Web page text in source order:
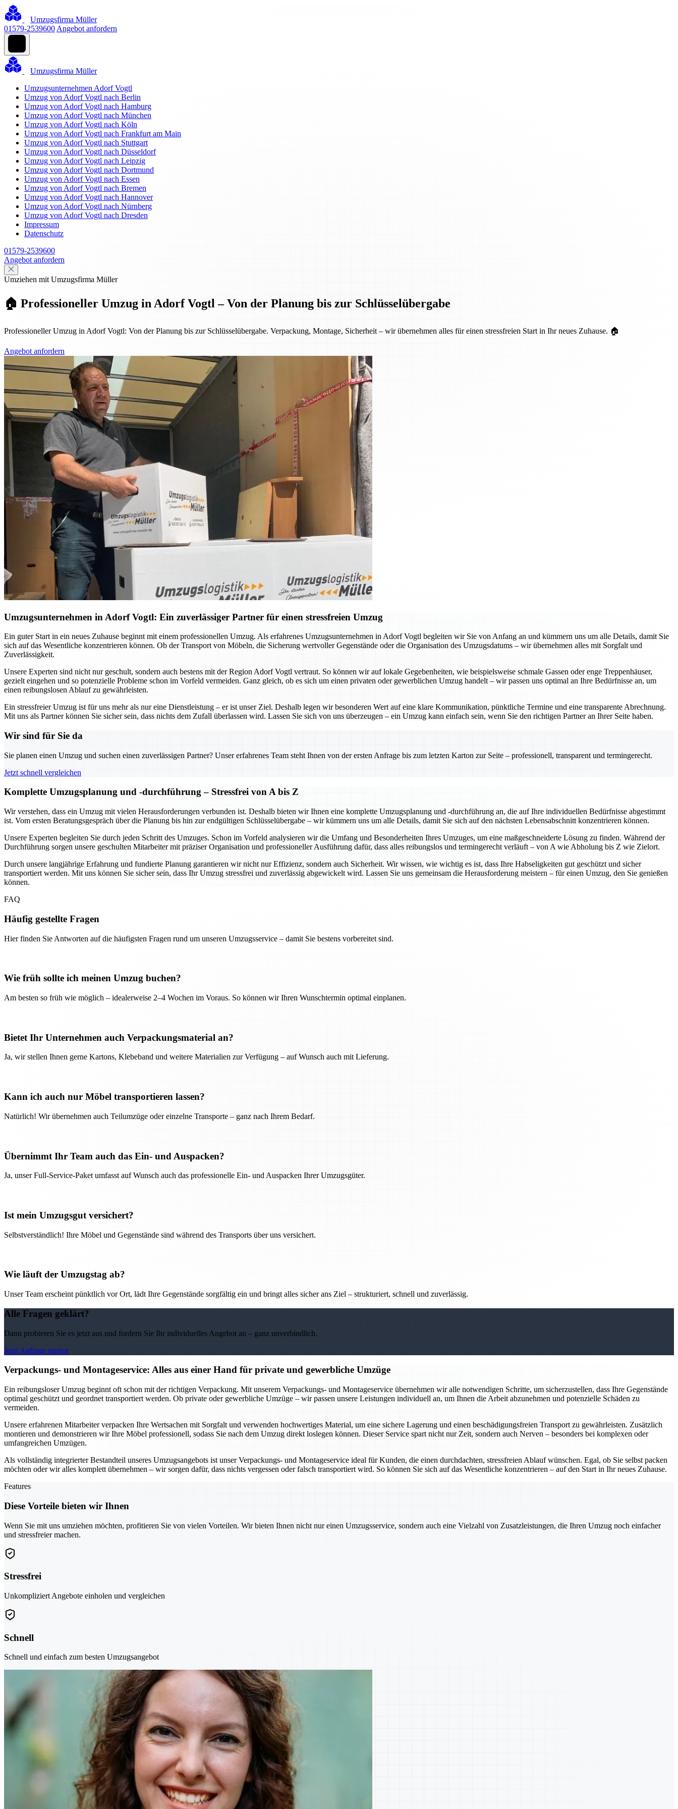
Umzugsfirma Müller
01579-2539600 Angebot anfordern
Umzugsfirma Müller
Umzugsunternehmen Adorf Vogtl
Umzug von Adorf Vogtl nach Berlin
Umzug von Adorf Vogtl nach Hamburg
Umzug von Adorf Vogtl nach München
Umzug von Adorf Vogtl nach Köln
Umzug von Adorf Vogtl nach Frankfurt am Main
Umzug von Adorf Vogtl nach Stuttgart
Umzug von Adorf Vogtl nach Düsseldorf
Umzug von Adorf Vogtl nach Leipzig
Umzug von Adorf Vogtl nach Dortmund
Umzug von Adorf Vogtl nach Essen
Umzug von Adorf Vogtl nach Bremen
Umzug von Adorf Vogtl nach Hannover
Umzug von Adorf Vogtl nach Nürnberg
Umzug von Adorf Vogtl nach Dresden
Impressum
Datenschutz
01579-2539600
Angebot anfordern
Umziehen mit Umzugsfirma Müller
🏠 Professioneller Umzug in Adorf Vogtl – Von der Planung bis zur Schlüsselübergabe
Professioneller Umzug in Adorf Vogtl: Von der Planung bis zur Schlüsselübergabe. Verpackung, Montage, Sicherheit – wir übernehmen alles für einen stressfreien Start in Ihr neues Zuhause. 🏠
Angebot anfordern
Umzugsunternehmen in Adorf Vogtl: Ein zuverlässiger Partner für einen stressfreien Umzug
Ein guter Start in ein neues Zuhause beginnt mit einem professionellen Umzug. Als erfahrenes Umzugsunternehmen in Adorf Vogtl begleiten wir Sie von Anfang an und kümmern uns um alle Details, damit Sie
sich auf das Wesentliche konzentrieren können. Ob der Transport von Möbeln, die Sicherung wertvoller Gegenstände oder die Organisation des Umzugsdatums – wir übernehmen alles mit Sorgfalt und
Zuverlässigkeit.
Unsere Experten sind nicht nur geschult, sondern auch bestens mit der Region Adorf Vogtl vertraut. So können wir auf lokale Gegebenheiten, wie beispielsweise schmale Gassen oder enge Treppenhäuser,
gezielt eingehen und so potenzielle Probleme schon im Vorfeld vermeiden. Ganz gleich, ob es sich um einen privaten oder gewerblichen Umzug handelt – wir passen uns optimal an Ihre Bedürfnisse an, um
einen reibungslosen Ablauf zu gewährleisten.
Ein stressfreier Umzug ist für uns mehr als nur eine Dienstleistung – er ist unser Ziel. Deshalb legen wir besonderen Wert auf eine klare Kommunikation, pünktliche Termine und eine transparente Abrechnung.
Mit uns als Partner können Sie sicher sein, dass nichts dem Zufall überlassen wird. Lassen Sie sich von uns überzeugen – ein Umzug kann einfach sein, wenn Sie den richtigen Partner an Ihrer Seite haben.
Wir sind für Sie da
Sie planen einen Umzug und suchen einen zuverlässigen Partner? Unser erfahrenes Team steht Ihnen von der ersten Anfrage bis zum letzten Karton zur Seite – professionell, transparent und termingerecht.
Jetzt schnell vergleichen
Komplette Umzugsplanung und -durchführung – Stressfrei von A bis Z
Wir verstehen, dass ein Umzug mit vielen Herausforderungen verbunden ist. Deshalb bieten wir Ihnen eine komplette Umzugsplanung und -durchführung an, die auf Ihre individuellen Bedürfnisse abgestimmt
ist. Vom ersten Beratungsgespräch über die Planung bis hin zur endgültigen Schlüsselübergabe – wir kümmern uns um alle Details, damit Sie sich auf den nächsten Lebensabschnitt konzentrieren können.
Unsere Experten begleiten Sie durch jeden Schritt des Umzuges. Schon im Vorfeld analysieren wir die Umfang und Besonderheiten Ihres Umzuges, um eine maßgeschneiderte Lösung zu finden. Während der
Durchführung sorgen unsere geschulten Mitarbeiter mit präziser Organisation und professioneller Ausführung dafür, dass alles reibungslos und termingerecht verläuft – von A wie Abholung bis Z wie Zielort.
Durch unsere langjährige Erfahrung und fundierte Planung garantieren wir nicht nur Effizienz, sondern auch Sicherheit. Wir wissen, wie wichtig es ist, dass Ihre Habseligkeiten gut geschützt und sicher
transportiert werden. Mit uns können Sie sicher sein, dass Ihr Umzug stressfrei und zuverlässig abgewickelt wird. Lassen Sie uns gemeinsam die Herausforderung meistern – für einen Umzug, den Sie genießen
können.
FAQ
Häufig gestellte Fragen
Hier finden Sie Antworten auf die häufigsten Fragen rund um unseren Umzugsservice – damit Sie bestens vorbereitet sind.
Wie früh sollte ich meinen Umzug buchen?
Am besten so früh wie möglich – idealerweise 2–4 Wochen im Voraus. So können wir Ihren Wunschtermin optimal einplanen.
Bietet Ihr Unternehmen auch Verpackungsmaterial an?
Ja, wir stellen Ihnen gerne Kartons, Klebeband und weitere Materialien zur Verfügung – auf Wunsch auch mit Lieferung.
Kann ich auch nur Möbel transportieren lassen?
Natürlich! Wir übernehmen auch Teilumzüge oder einzelne Transporte – ganz nach Ihrem Bedarf.
Übernimmt Ihr Team auch das Ein- und Auspacken?
Ja, unser Full-Service-Paket umfasst auf Wunsch auch das professionelle Ein- und Auspacken Ihrer Umzugsgüter.
Ist mein Umzugsgut versichert?
Selbstverständlich! Ihre Möbel und Gegenstände sind während des Transports über uns versichert.
Wie läuft der Umzugstag ab?
Unser Team erscheint pünktlich vor Ort, lädt Ihre Gegenstände sorgfältig ein und bringt alles sicher ans Ziel – strukturiert, schnell und zuverlässig.
Alle Fragen geklärt?
Dann probieren Sie es jetzt aus und fordern Sie Ihr individuelles Angebot an – ganz unverbindlich.
Jetzt Anfrage starten
Verpackungs- und Montageservice: Alles aus einer Hand für private und gewerbliche Umzüge
Ein reibungsloser Umzug beginnt oft schon mit der richtigen Verpackung. Mit unserem Verpackungs- und Montageservice übernehmen wir alle notwendigen Schritte, um sicherzustellen, dass Ihre Gegenstände
optimal geschützt und geordnet transportiert werden. Ob private oder gewerbliche Umzüge – wir passen unsere Leistungen individuell an, um Ihnen die Arbeit abzunehmen und potenzielle Schäden zu
vermeiden.
Unsere erfahrenen Mitarbeiter verpacken Ihre Wertsachen mit Sorgfalt und verwenden hochwertiges Material, um eine sichere Lagerung und einen beschädigungsfreien Transport zu gewährleisten. Zusätzlich
montieren und demonstrieren wir Ihre Möbel professionell, sodass Sie nach dem Umzug direkt loslegen können. Dieser Service spart nicht nur Zeit, sondern auch Nerven – besonders bei komplexen oder
umfangreichen Umzügen.
Als vollständig integrierter Bestandteil unseres Umzugsangebots ist unser Verpackungs- und Montageservice ideal für Kunden, die einen durchdachten, stressfreien Ablauf wünschen. Egal, ob Sie selbst packen
möchten oder wir alles komplett übernehmen – wir sorgen dafür, dass nichts vergessen oder falsch transportiert wird. So können Sie sich auf das Wesentliche konzentrieren – auf den Start in Ihr neues Zuhause.
Features
Diese Vorteile bieten wir Ihnen
Wenn Sie mit uns umziehen möchten, profitieren Sie von vielen Vorteilen. Wir bieten Ihnen nicht nur einen Umzugsservice, sondern auch eine Vielzahl von Zusatzleistungen, die Ihren Umzug noch einfacher
und stressfreier machen.
Stressfrei
Unkompliziert Angebote einholen und vergleichen
Schnell
Schnell und einfach zum besten Umzugsangebot